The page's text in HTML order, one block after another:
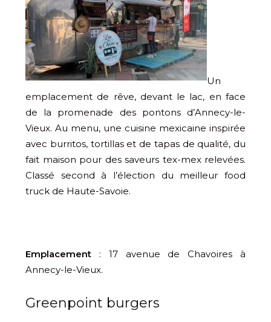
Un
emplacement de rêve, devant le lac, en face
de la promenade des pontons d’Annecy-le-
Vieux. Au menu, une cuisine mexicaine inspirée
avec burritos, tortillas et de tapas de qualité, du
fait maison pour des saveurs tex-mex relevées.
Classé second à l’élection du meilleur food
truck de Haute-Savoie.
Emplacement : 17 avenue de Chavoires à
Annecy-le-Vieux.
Greenpoint burgers